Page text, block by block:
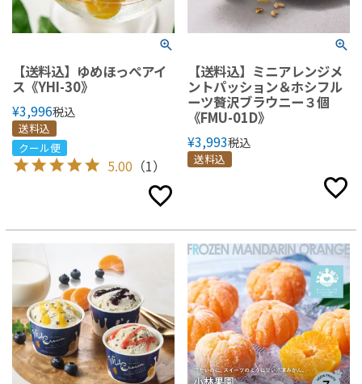
【送料込】ゆめほっぺアイ
ス《YHI-30》
¥3,996税込
送料込
クール便
5.00 （1）
【送料込】ミニアレンジメ
ントパッション＆ホシフル
ーツ贅沢ブラウニー３個
《FMU-01D》
¥3,993税込
送料込